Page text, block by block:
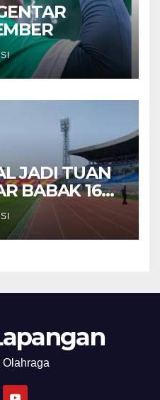
JADI TUAN
BABAK 16
Olahraga